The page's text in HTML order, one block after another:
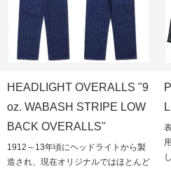
HEADLIGHT OVERALLS "9
oz. WABASH STRIPE LOW
BACK OVERALLS"
1912～13年頃にヘッドライトから製
造され、現在オリジナルではほとんど